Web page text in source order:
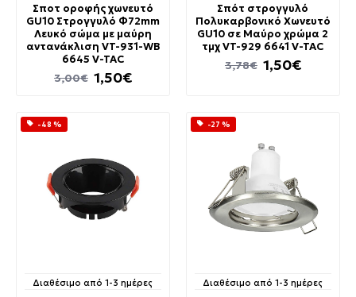
Σποτ οροφής χωνευτό
GU10 Στρογγυλό Φ72mm
Λευκό σώμα με μαύρη
αντανάκλιση VT-931-WB
6645 V-TAC
1,50€
3,00€
Σπότ στρογγυλό
Πολυκαρβονικό Χωνευτό
GU10 σε Μαύρο χρώμα 2
τμχ VT-929 6641 V-TAC
1,50€
3,78€
-48 %
Διαθέσιμο από 1-3 ημέρες
-27 %
Διαθέσιμο από 1-3 ημέρες